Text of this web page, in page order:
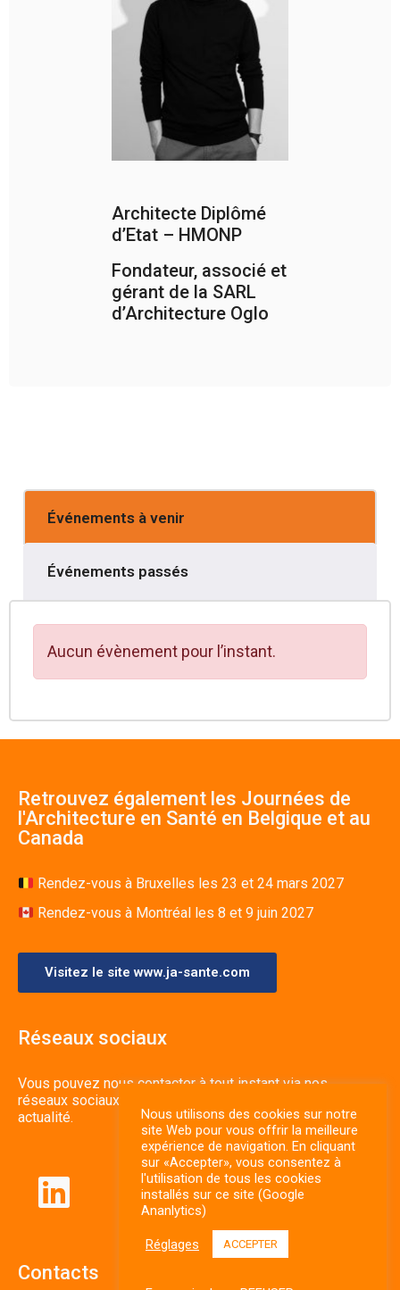
Architecte Diplômé
d’Etat – HMONP
Fondateur, associé et
gérant de la SARL
d’Architecture Oglo
Événements à venir
Événements passés
Aucun évènement pour l’instant.
Retrouvez également les Journées de
l'Architecture en Santé en Belgique et au
Canada
Rendez-vous à Bruxelles les 23 et 24 mars 2027
Rendez-vous à Montréal les 8 et 9 juin 2027
Visitez le site www.ja-sante.com
Réseaux sociaux
Vous pouvez nous contacter à tout instant via nos
réseaux sociaux et vos tenir au courant de notre
actualité.
Contacts
Nous utilisons des cookies sur notre
site Web pour vous offrir la meilleure
expérience de navigation. En cliquant
sur «Accepter», vous consentez à
l'utilisation de tous les cookies
installés sur ce site (Google
Ananlytics)
Réglages ACCEPTER